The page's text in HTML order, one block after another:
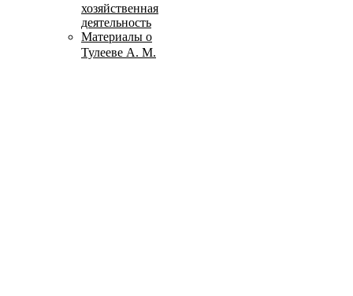
хозяйственная
деятельность
Материалы о
Тулееве А. М.